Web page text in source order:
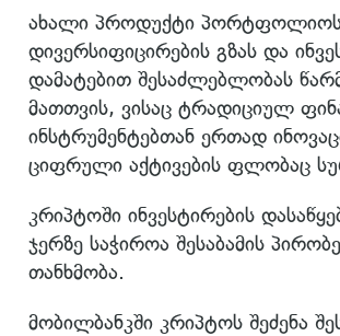
ახალი პროდუქტი
დივერსიფიცირების გზას და
დამატებით შესაძლებლობას
მათთვის, ვისაც ტრადიციულ
ინსტრუმენტებთან ერთად
ციფრული აქტივების ფლობაც
კრიპტოში ინვესტირების
ჯერზე საჭიროა შესაბამის
თანხმობა.
მობილბანკში კრიპტოს შეძენა